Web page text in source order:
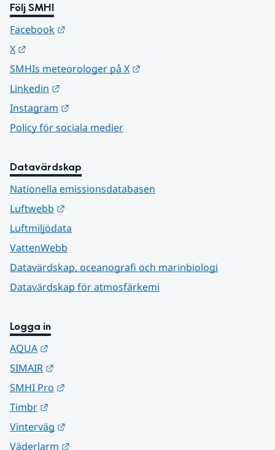
Följ SMHI
Facebook
X
SMHIs meteorologer på X
Linkedin
Instagram
Policy för sociala medier
Datavärdskap
Nationella emissionsdatabasen
Luftwebb
Luftmiljödata
VattenWebb
Datavärdskap, oceanografi och marinbiologi
Datavärdskap för atmosfärkemi
Logga in
AQUA
SIMAIR
SMHI Pro
Timbr
Vinterväg
Väderlarm